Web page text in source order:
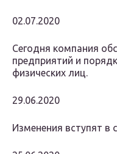
02.07.2020
Сегодня компания
предприятий и
физических лиц.
29.06.2020
Изменения вступят в